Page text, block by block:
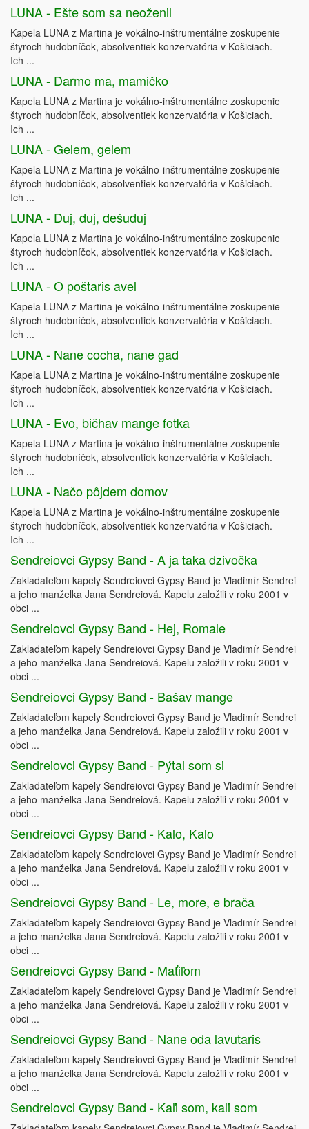
LUNA - Ešte som sa neoženil
Kapela LUNA z Martina je vokálno-inštrumentálne zoskupenie
štyroch hudobníčok, absolventiek konzervatória v Košiciach.
Ich ...
LUNA - Darmo ma, mamičko
Kapela LUNA z Martina je vokálno-inštrumentálne zoskupenie
štyroch hudobníčok, absolventiek konzervatória v Košiciach.
Ich ...
LUNA - Gelem, gelem
Kapela LUNA z Martina je vokálno-inštrumentálne zoskupenie
štyroch hudobníčok, absolventiek konzervatória v Košiciach.
Ich ...
LUNA - Duj, duj, dešuduj
Kapela LUNA z Martina je vokálno-inštrumentálne zoskupenie
štyroch hudobníčok, absolventiek konzervatória v Košiciach.
Ich ...
LUNA - O poštaris avel
Kapela LUNA z Martina je vokálno-inštrumentálne zoskupenie
štyroch hudobníčok, absolventiek konzervatória v Košiciach.
Ich ...
LUNA - Nane cocha, nane gad
Kapela LUNA z Martina je vokálno-inštrumentálne zoskupenie
štyroch hudobníčok, absolventiek konzervatória v Košiciach.
Ich ...
LUNA - Evo, bičhav mange fotka
Kapela LUNA z Martina je vokálno-inštrumentálne zoskupenie
štyroch hudobníčok, absolventiek konzervatória v Košiciach.
Ich ...
LUNA - Načo pôjdem domov
Kapela LUNA z Martina je vokálno-inštrumentálne zoskupenie
štyroch hudobníčok, absolventiek konzervatória v Košiciach.
Ich ...
Sendreiovci Gypsy Band - A ja taka dzivočka
Zakladateľom kapely Sendreiovci Gypsy Band je Vladimír Sendrei
a jeho manželka Jana Sendreiová. Kapelu založili v roku 2001 v
obci ...
Sendreiovci Gypsy Band - Hej, Romale
Zakladateľom kapely Sendreiovci Gypsy Band je Vladimír Sendrei
a jeho manželka Jana Sendreiová. Kapelu založili v roku 2001 v
obci ...
Sendreiovci Gypsy Band - Bašav mange
Zakladateľom kapely Sendreiovci Gypsy Band je Vladimír Sendrei
a jeho manželka Jana Sendreiová. Kapelu založili v roku 2001 v
obci ...
Sendreiovci Gypsy Band - Pýtal som si
Zakladateľom kapely Sendreiovci Gypsy Band je Vladimír Sendrei
a jeho manželka Jana Sendreiová. Kapelu založili v roku 2001 v
obci ...
Sendreiovci Gypsy Band - Kalo, Kalo
Zakladateľom kapely Sendreiovci Gypsy Band je Vladimír Sendrei
a jeho manželka Jana Sendreiová. Kapelu založili v roku 2001 v
obci ...
Sendreiovci Gypsy Band - Le, more, e brača
Zakladateľom kapely Sendreiovci Gypsy Band je Vladimír Sendrei
a jeho manželka Jana Sendreiová. Kapelu založili v roku 2001 v
obci ...
Sendreiovci Gypsy Band - Maťiľom
Zakladateľom kapely Sendreiovci Gypsy Band je Vladimír Sendrei
a jeho manželka Jana Sendreiová. Kapelu založili v roku 2001 v
obci ...
Sendreiovci Gypsy Band - Nane oda lavutaris
Zakladateľom kapely Sendreiovci Gypsy Band je Vladimír Sendrei
a jeho manželka Jana Sendreiová. Kapelu založili v roku 2001 v
obci ...
Sendreiovci Gypsy Band - Kaľi som, kaľi som